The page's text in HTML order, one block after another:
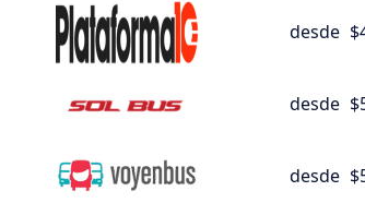
desde
desde
desde